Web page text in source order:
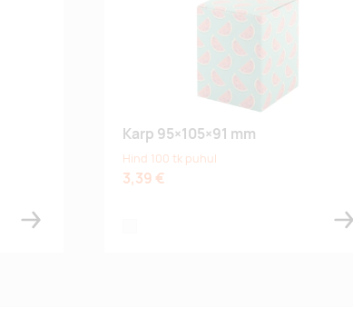
Karp 95×105×91 mm
Hind 100 tk puhul
3,39 €